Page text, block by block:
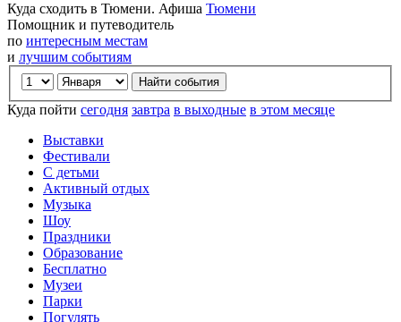
Куда сходить в Тюмени. Афиша Тюмени
Помощник и путеводитель
по интересным местам
и лучшим событиям
Куда пойти сегодня завтра в выходные в этом месяце
Выставки
Фестивали
С детьми
Активный отдых
Музыка
Шоу
Праздники
Образование
Бесплатно
Музеи
Парки
Погулять